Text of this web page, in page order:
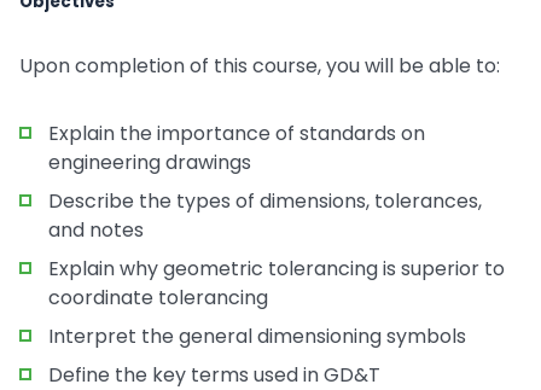
Upon completion of this course, you will be able to:
Explain the importance of standards on
engineering drawings
Describe the types of dimensions, tolerances,
and notes
Explain why geometric tolerancing is superior to
coordinate tolerancing
Interpret the general dimensioning symbols
Define the key terms used in GD&T